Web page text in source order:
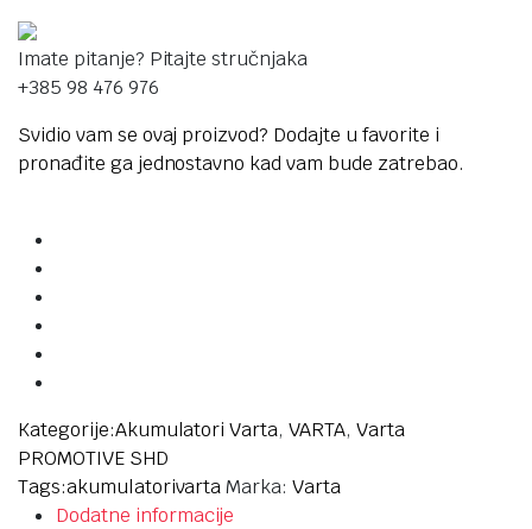
Imate pitanje? Pitajte stručnjaka
+385 98 476 976
Svidio vam se ovaj proizvod? Dodajte u favorite i
pronađite ga jednostavno kad vam bude zatrebao.
Kategorije:Akumulatori Varta,VARTA, Varta
PROMOTIVE SHD
Tags:akumulatorivarta Marka:Varta
Dodatne informacije